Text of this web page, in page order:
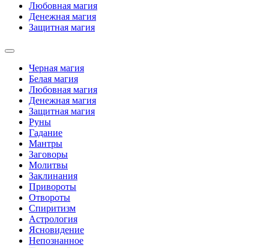
Любовная магия
Денежная магия
Защитная магия
Черная магия
Белая магия
Любовная магия
Денежная магия
Защитная магия
Руны
Гадание
Мантры
Заговоры
Молитвы
Заклинания
Привороты
Отвороты
Спиритизм
Астрология
Ясновидение
Непознанное